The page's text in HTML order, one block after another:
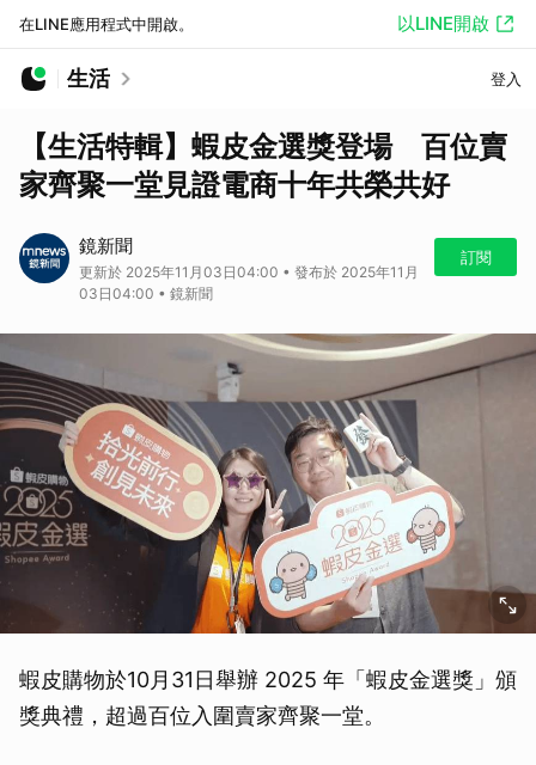
在LINE應用程式中開啟。 以LINE開啟
生活 登入
【生活特輯】蝦皮金選獎登場 百位賣
家齊聚一堂見證電商十年共榮共好
鏡新聞
更新於 2025年11月03日04:00 • 發布於 2025年11月
03日04:00 • 鏡新聞
訂閱
蝦皮購物於10月31日舉辦 2025 年「蝦皮金選獎」頒
獎典禮，超過百位入圍賣家齊聚一堂。